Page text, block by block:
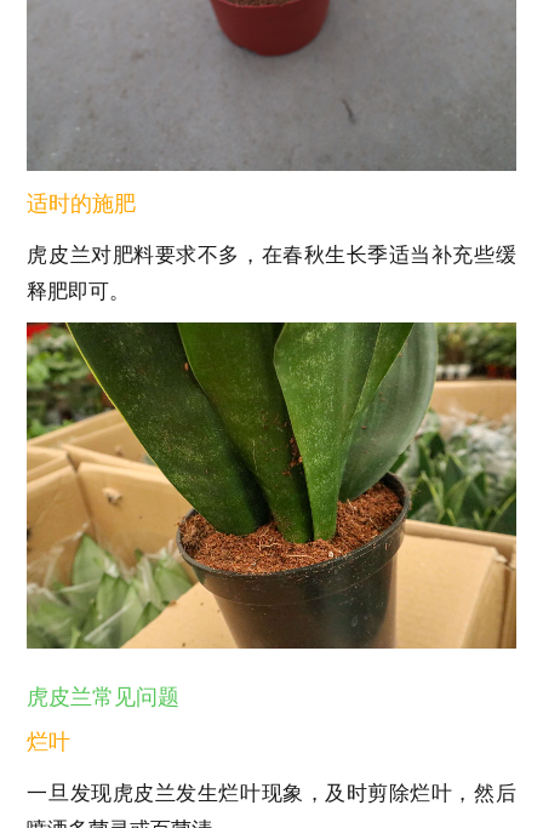
适时的施肥
虎皮兰对肥料要求不多，在春秋生长季适当补充些缓
释肥即可。
虎皮兰常见问题
烂叶
一旦发现虎皮兰发生烂叶现象，及时剪除烂叶，然后